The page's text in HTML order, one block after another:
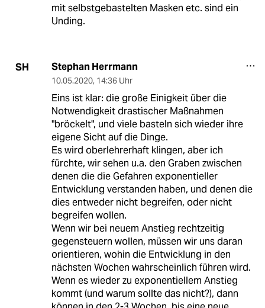
mit selbstgebastelten Masken etc. sind ein
Unding.
SH Stephan Herrmann
10.05.2020, 14:36 Uhr
Eins ist klar: die große Einigkeit über die
Notwendigkeit drastischer Maßnahmen
"bröckelt", und viele basteln sich wieder ihre
eigene Sicht auf die Dinge.
Es wird oberlehrerhaft klingen, aber ich
fürchte, wir sehen u.a. den Graben zwischen
denen die die Gefahren exponentieller
Entwicklung verstanden haben, und denen die
dies entweder nicht begreifen, oder nicht
begreifen wollen.
Wenn wir bei neuem Anstieg rechtzeitig
gegensteuern wollen, müssen wir uns daran
orientieren, wohin die Entwicklung in den
nächsten Wochen wahrscheinlich führen wird.
Wenn es wieder zu exponentiellem Anstieg
kommt (und warum sollte das nicht?), dann